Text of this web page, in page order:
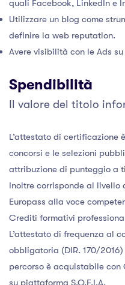
quali Facebook, LinkedIn e
Utilizzare un blog come
definire la web reputation.
Avere visibilità con le Ads
Spendibilità
Il valore del titolo
L’attestato di certificazione
concorsi e le selezioni
attribuzione di punteggio a
Inoltre corrisponde al livello
Europass alla voce
Crediti formativi
L’attestato di frequenza al
obbligatoria (DIR. 170/
percorso è acquistabile con
su piattaforma S.O.F.I.A.